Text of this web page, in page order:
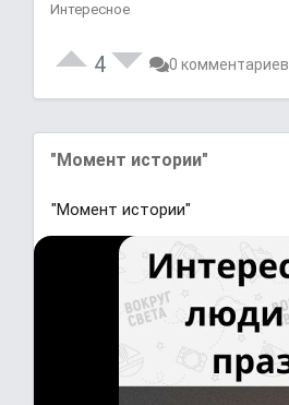
Интересное
4 0 комментариев
"Момент истории"
"Момент истории"